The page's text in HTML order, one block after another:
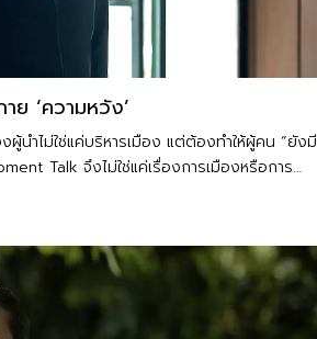
ย ‘ความหวัง’
นำไม่ใช่แค่บริหารเมือง แต่ต้องทำให้ผู้คน “ยังมี
Talk จึงไม่ใช่แค่เรื่องการเมืองหรือการ
ลปะแห่งการประสานผู้คนที่แตกต่าง ให้เมือง